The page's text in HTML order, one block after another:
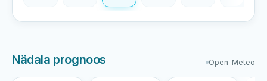
Nädala prognoos Open-Meteo